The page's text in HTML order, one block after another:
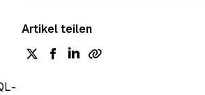
Artikel teilen